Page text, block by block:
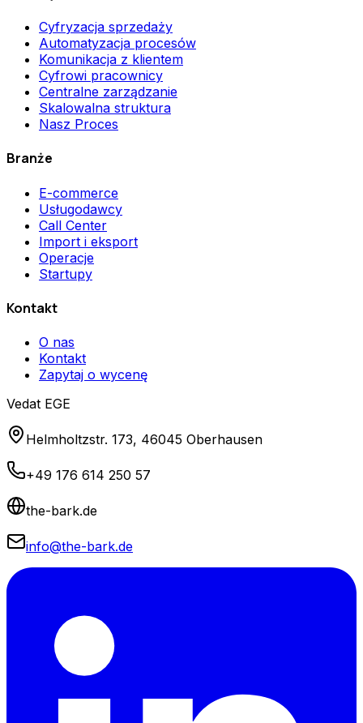
Cyfryzacja sprzedaży
Automatyzacja procesów
Komunikacja z klientem
Cyfrowi pracownicy
Centralne zarządzanie
Skalowalna struktura
Nasz Proces
Branże
E-commerce
Usługodawcy
Call Center
Import i eksport
Operacje
Startupy
Kontakt
O nas
Kontakt
Zapytaj o wycenę
Vedat EGE
Helmholtzstr. 173, 46045 Oberhausen
+49 176 614 250 57
the-bark.de
info@the-bark.de